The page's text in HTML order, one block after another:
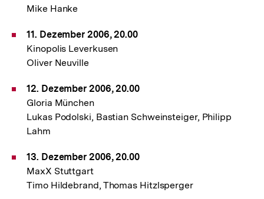
Mike Hanke
11. Dezember 2006, 20.00
Kinopolis Leverkusen
Oliver Neuville
12. Dezember 2006, 20.00
Gloria München
Lukas Podolski, Bastian Schweinsteiger, Philipp
Lahm
13. Dezember 2006, 20.00
MaxX Stuttgart
Timo Hildebrand, Thomas Hitzlsperger